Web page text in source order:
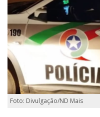
Foto: Divulgação/ND Mais